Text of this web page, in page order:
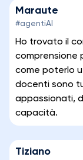
Maraute
#agentiAI
Ho trovato il
comprensione
come poterlo
docenti sono
appassionati,
capacità.
Tiziano